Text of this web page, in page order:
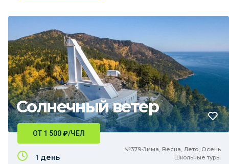
Солнечный ветер
№379•Зима, Весна, Лето, Осень
Школьные туры
ОТ 1 500₽/ЧЕЛ
1 день